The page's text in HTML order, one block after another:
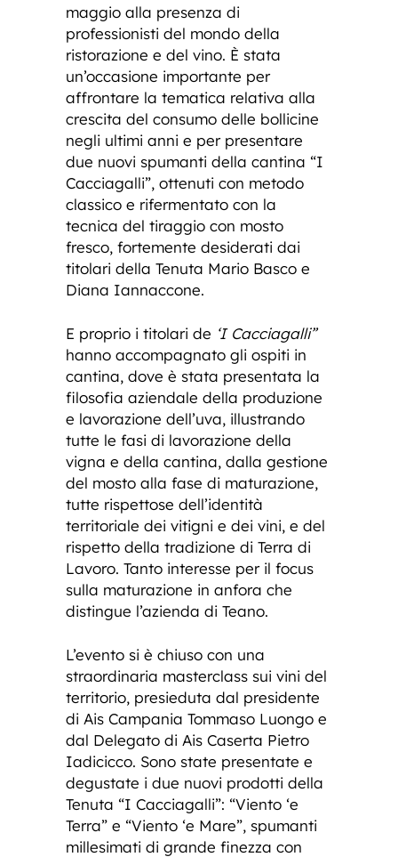
maggio alla presenza di
professionisti del mondo della
ristorazione e del vino. È stata
un’occasione importante per
affrontare la tematica relativa alla
crescita del consumo delle bollicine
negli ultimi anni e per presentare
due nuovi spumanti della cantina “I
Cacciagalli”, ottenuti con metodo
classico e rifermentato con la
tecnica del tiraggio con mosto
fresco, fortemente desiderati dai
titolari della Tenuta Mario Basco e
Diana Iannaccone.
E proprio i titolari de ‘I Cacciagalli”
hanno accompagnato gli ospiti in
cantina, dove è stata presentata la
filosofia aziendale della produzione
e lavorazione dell’uva, illustrando
tutte le fasi di lavorazione della
vigna e della cantina, dalla gestione
del mosto alla fase di maturazione,
tutte rispettose dell’identità
territoriale dei vitigni e dei vini, e del
rispetto della tradizione di Terra di
Lavoro. Tanto interesse per il focus
sulla maturazione in anfora che
distingue l’azienda di Teano.
L’evento si è chiuso con una
straordinaria masterclass sui vini del
territorio, presieduta dal presidente
di Ais Campania Tommaso Luongo e
dal Delegato di Ais Caserta Pietro
Iadicicco. Sono state presentate e
degustate i due nuovi prodotti della
Tenuta “I Cacciagalli”: “Viento ‘e
Terra” e “Viento ‘e Mare”, spumanti
millesimati di grande finezza con